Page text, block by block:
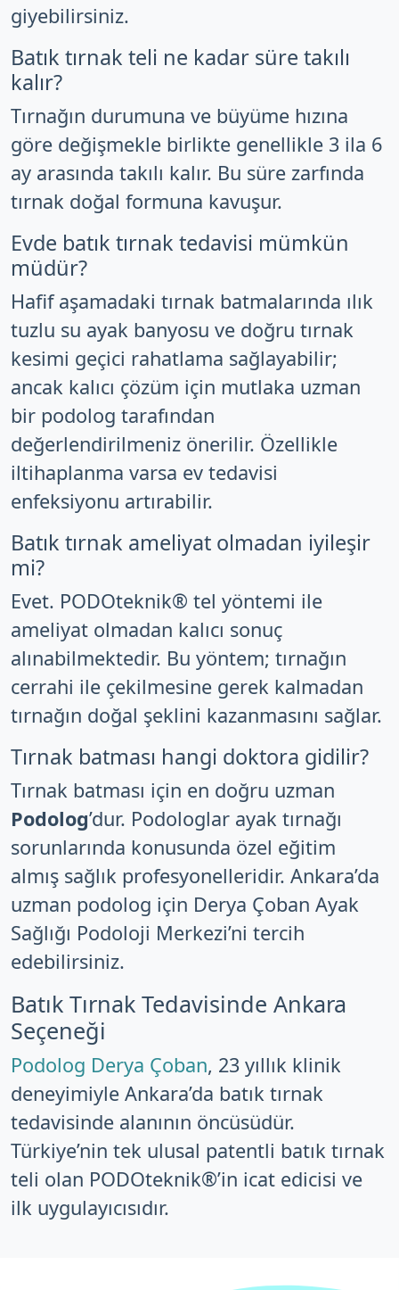
giyebilirsiniz.
Batık tırnak teli ne kadar süre takılı
kalır?
Tırnağın durumuna ve büyüme hızına
göre değişmekle birlikte genellikle 3 ila 6
ay arasında takılı kalır. Bu süre zarfında
tırnak doğal formuna kavuşur.
Evde batık tırnak tedavisi mümkün
müdür?
Hafif aşamadaki tırnak batmalarında ılık
tuzlu su ayak banyosu ve doğru tırnak
kesimi geçici rahatlama sağlayabilir;
ancak kalıcı çözüm için mutlaka uzman
bir podolog tarafından
değerlendirilmeniz önerilir. Özellikle
iltihaplanma varsa ev tedavisi
enfeksiyonu artırabilir.
Batık tırnak ameliyat olmadan iyileşir
mi?
Evet. PODOteknik® tel yöntemi ile
ameliyat olmadan kalıcı sonuç
alınabilmektedir. Bu yöntem; tırnağın
cerrahi ile çekilmesine gerek kalmadan
tırnağın doğal şeklini kazanmasını sağlar.
Tırnak batması hangi doktora gidilir?
Tırnak batması için en doğru uzman
Podolog’dur. Podologlar ayak tırnağı
sorunlarında konusunda özel eğitim
almış sağlık profesyonelleridir. Ankara’da
uzman podolog için Derya Çoban Ayak
Sağlığı Podoloji Merkezi’ni tercih
edebilirsiniz.
Batık Tırnak Tedavisinde Ankara
Seçeneği
Podolog Derya Çoban, 23 yıllık klinik
deneyimiyle Ankara’da batık tırnak
tedavisinde alanının öncüsüdür.
Türkiye’nin tek ulusal patentli batık tırnak
teli olan PODOteknik®’in icat edicisi ve
ilk uygulayıcısıdır.